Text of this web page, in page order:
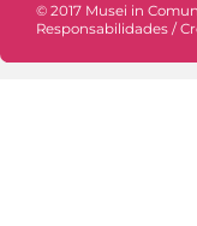
© 2017 Musei in
Responsabilidades /